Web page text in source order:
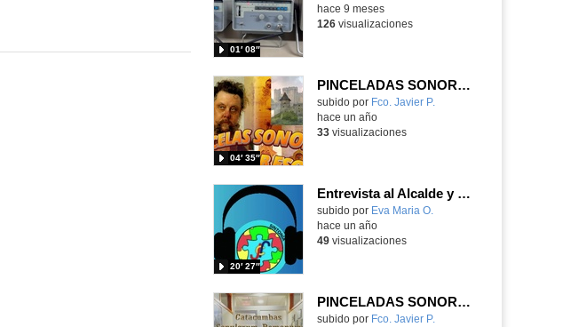
01′ 08″
hace 9 meses
126visualizaciones
PINCELADAS SONORAS - LAS GRAN PUERTA DE KIEV; UN PROYECTO FALLIDO.
Contenido educativo.
subido por Fco. Javier P.
04′ 35″
hace un año
33visualizaciones
Entrevista al Alcalde y Concejala de nuestro municipio
Contenido educativo.
subido por Eva Maria O.
20′ 27″
hace un año
49visualizaciones
PINCELADAS SONORAS / CATACUMBAS
Contenido educativo.
subido por Fco. Javier P.